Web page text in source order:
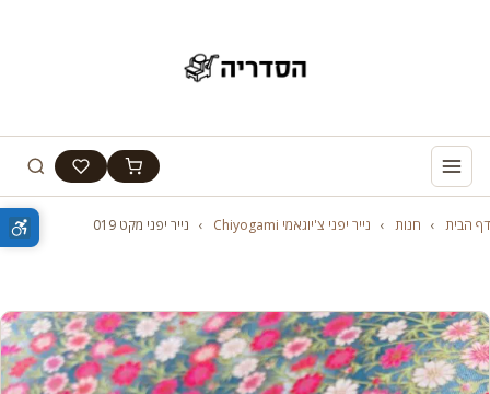
דף הבית › חנות › נייר יפני צ'יוגאמי Chiyogami › נייר יפני מקט 019